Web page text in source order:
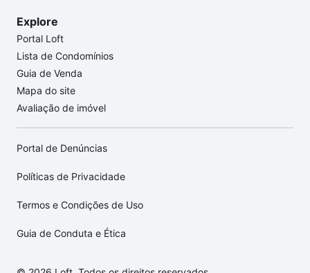
Explore
Portal Loft
Lista de Condomínios
Guia de Venda
Mapa do site
Avaliação de imóvel
Portal de Denúncias
Políticas de Privacidade
Termos e Condições de Uso
Guia de Conduta e Ética